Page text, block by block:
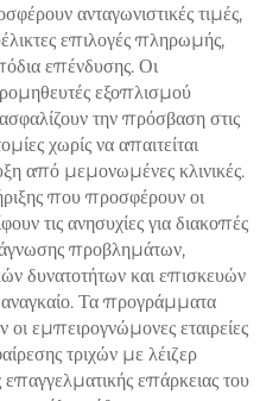
ανταγωνιστικές τιμές,
επιλογές πληρωμής,
επένδυσης. Οι
εξοπλισμού
την πρόσβαση στις
χωρίς να απαιτείται
από μεμονωμένες κλινικές.
που προσφέρουν οι
τις ανησυχίες για διακοπές
προβλημάτων,
δυνατοτήτων και επισκευών
αναγκαίο. Τα προγράμματα
εμπειρογνώμονες εταιρείες
τριχών με λέιζερ
επάρκειας του